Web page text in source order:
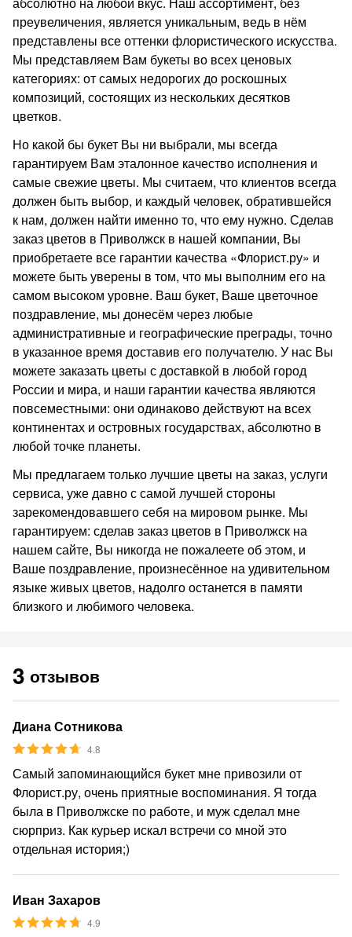
преувеличения, является уникальным, ведь в нём
представлены все оттенки флористического искусства.
Мы представляем Вам букеты во всех ценовых
категориях: от самых недорогих до роскошных
композиций, состоящих из нескольких десятков
цветков.
Но какой бы букет Вы ни выбрали, мы всегда
гарантируем Вам эталонное качество исполнения и
самые свежие цветы. Мы считаем, что клиентов всегда
должен быть выбор, и каждый человек, обратившейся
к нам, должен найти именно то, что ему нужно. Сделав
заказ цветов в Приволжск в нашей компании, Вы
приобретаете все гарантии качества «Флорист.ру» и
можете быть уверены в том, что мы выполним его на
самом высоком уровне. Ваш букет, Ваше цветочное
поздравление, мы донесём через любые
административные и географические преграды, точно
в указанное время доставив его получателю. У нас Вы
можете заказать цветы с доставкой в любой город
России и мира, и наши гарантии качества являются
повсеместными: они одинаково действуют на всех
континентах и островных государствах, абсолютно в
любой точке планеты.
Мы предлагаем только лучшие цветы на заказ, услуги
сервиса, уже давно с самой лучшей стороны
зарекомендовавшего себя на мировом рынке. Мы
гарантируем: сделав заказ цветов в Приволжск на
нашем сайте, Вы никогда не пожалеете об этом, и
Ваше поздравление, произнесённое на удивительном
языке живых цветов, надолго останется в памяти
близкого и любимого человека.
3 отзывов
Диана Сотникова
4.8
Самый запоминающийся букет мне привозили от
Флорист.ру, очень приятные воспоминания. Я тогда
была в Приволжске по работе, и муж сделал мне
сюрприз. Как курьер искал встречи со мной это
отдельная история;)
Иван Захаров
4.9